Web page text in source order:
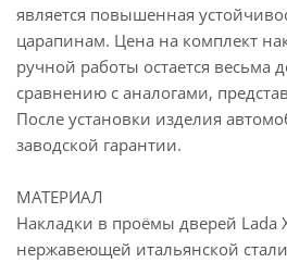
является повышенная
царапинам. Цена на комплект
ручной работы остается весьма
сравнению с аналогами,
После установки изделия
заводской гарантии.
МАТЕРИАЛ
Накладки в проёмы дверей Lada
нержавеющей итальянской